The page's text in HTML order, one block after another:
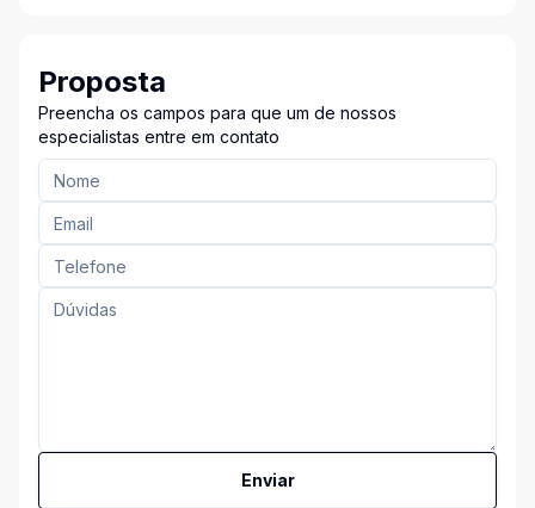
Proposta
Preencha os campos para que um de nossos
especialistas entre em contato
Enviar